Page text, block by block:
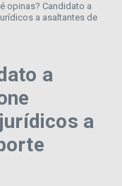
opinas? Candidato a
a asaltantes de
a
a